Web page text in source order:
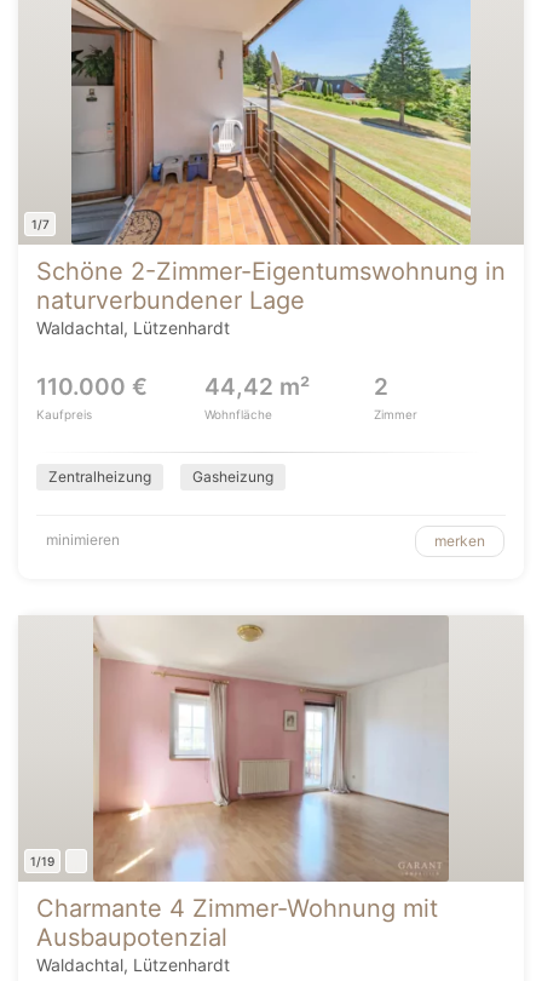
1/7
Schöne 2-Zimmer-Eigentumswohnung in
naturverbundener Lage
Waldachtal, Lützenhardt
110.000 €
Kaufpreis
44,42 m²
Wohnfläche
2
Zimmer
Zentralheizung Gasheizung
minimieren merken
1/19
Charmante 4 Zimmer-Wohnung mit
Ausbaupotenzial
Waldachtal, Lützenhardt